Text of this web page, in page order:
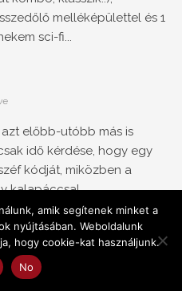
melléképülettel és 1
sci-fi...
előbb-utóbb más is
idő kérdése, hogy egy
kódját, miközben a
kalapáccsal.
4 éve
amik segítenek minket a
nyújtásában. Weboldalunk
hogy cookie-kat használjunk.
No